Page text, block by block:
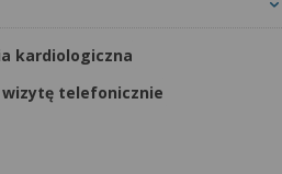
kardiologiczna
telefonicznie